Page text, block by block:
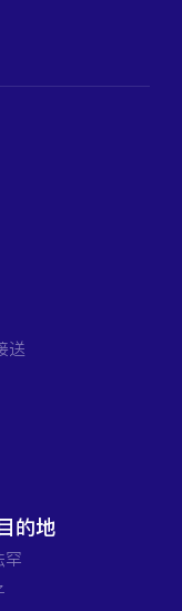
送
的地
罕